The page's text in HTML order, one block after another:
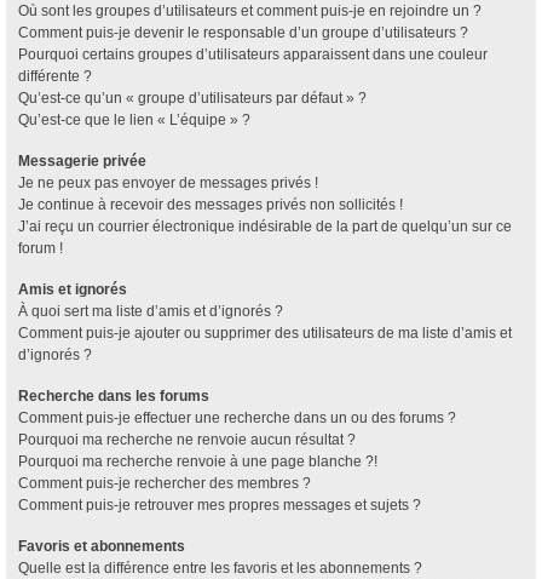
Où sont les groupes d’utilisateurs et comment puis-je en rejoindre un ?
Comment puis-je devenir le responsable d’un groupe d’utilisateurs ?
Pourquoi certains groupes d’utilisateurs apparaissent dans une couleur
différente ?
Qu’est-ce qu’un « groupe d’utilisateurs par défaut » ?
Qu’est-ce que le lien « L’équipe » ?
Messagerie privée
Je ne peux pas envoyer de messages privés !
Je continue à recevoir des messages privés non sollicités !
J’ai reçu un courrier électronique indésirable de la part de quelqu’un sur ce
forum !
Amis et ignorés
À quoi sert ma liste d’amis et d’ignorés ?
Comment puis-je ajouter ou supprimer des utilisateurs de ma liste d’amis et
d’ignorés ?
Recherche dans les forums
Comment puis-je effectuer une recherche dans un ou des forums ?
Pourquoi ma recherche ne renvoie aucun résultat ?
Pourquoi ma recherche renvoie à une page blanche ?!
Comment puis-je rechercher des membres ?
Comment puis-je retrouver mes propres messages et sujets ?
Favoris et abonnements
Quelle est la différence entre les favoris et les abonnements ?